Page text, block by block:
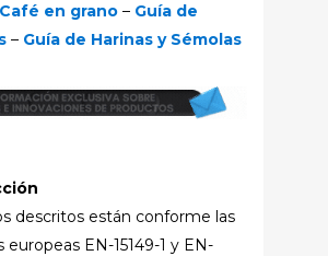
en grano – Guía de
– Guía de Harinas y Sémolas
descritos están conforme las
EN-15149-1 y EN-